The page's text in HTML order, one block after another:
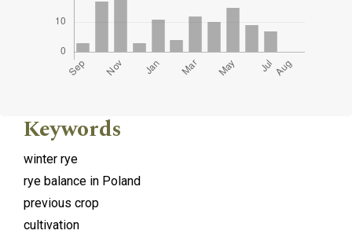
Keywords
winter rye
rye balance in Poland
previous crop
cultivation